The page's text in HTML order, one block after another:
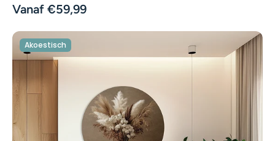
Vanaf €59,99
Akoestisch